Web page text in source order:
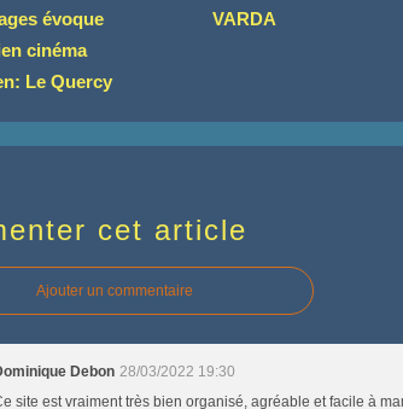
évoque
cinéma
Le Quercy
VARDA
cet article
Ajouter un commentaire
Debon 28/03/2022 19:30
site est vraiment très bien organisé, agréable et facile à